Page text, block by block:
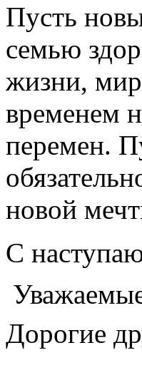
Пусть
семью
жизни, мир
временем
перемен.
новой
С
Дорогие